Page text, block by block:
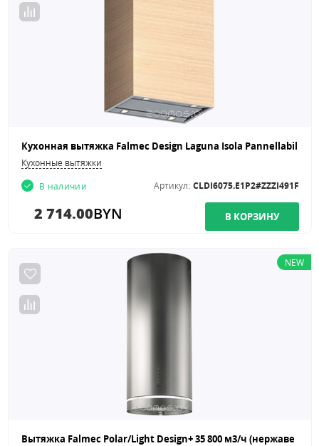
Кухонные вытяжки
В наличии
Артикул: CLDI6075.E1P2#ZZZI491F
2 714.00BYN
NEW